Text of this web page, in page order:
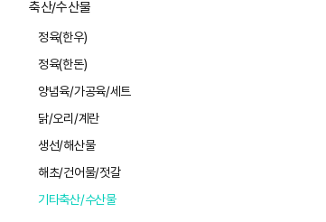
축산/수산물
정육(한우)
정육(한돈)
양념육/가공육/세트
닭/오리/계란
생선/해산물
해초/건어물/젓갈
기타축산/수산물